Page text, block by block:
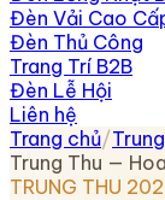
Đèn Vải Cao
Đèn Thủ Công
Trang Trí B2B
Đèn Lễ Hội
Liên hệ
Trang chủ/
Trung Thu —
TRUNG THU